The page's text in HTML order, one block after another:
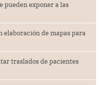
exponer a las
elaboración de mapas para
traslados de pacientes